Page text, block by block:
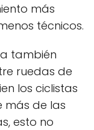
más
técnicos.
también
ruedas de
los ciclistas
más de las
esto no